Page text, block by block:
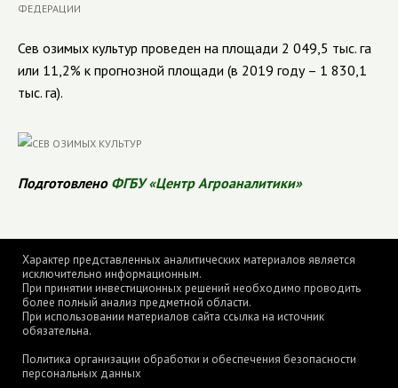
Сев озимых культур проведен на площади 2 049,5 тыс. га
или 11,2% к прогнозной площади (в 2019 году – 1 830,1
тыс. га).
Подготовлено ФГБУ «Центр Агроаналитики»
Характер представленных аналитических материалов является
исключительно информационным.
При принятии инвестиционных решений необходимо проводить
более полный анализ предметной области.
При использовании материалов сайта ссылка на источник
обязательна.
Политика организации обработки и обеспечения безопасности
персональных данных